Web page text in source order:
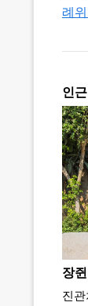
례
인
장
진